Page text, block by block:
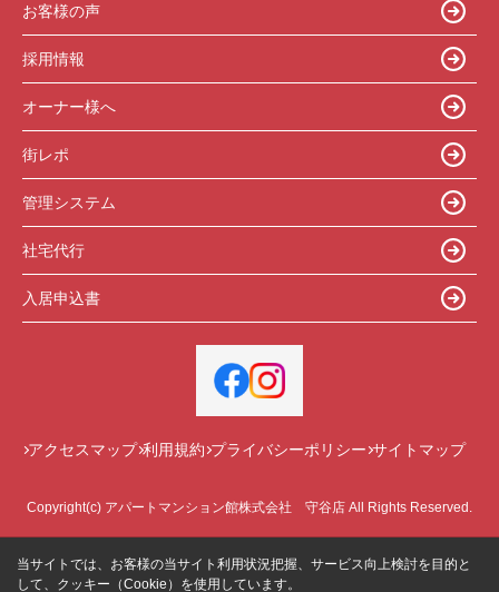
お客様の声
採用情報
オーナー様へ
街レポ
管理システム
社宅代行
入居申込書
アクセスマップ 利用規約 プライバシーポリシー サイトマップ
Copyright(c) アパートマンション館株式会社 守谷店 All Rights Reserved.
当サイトでは、お客様の当サイト利用状況把握、サービス向上検討を目的と
して、クッキー（Cookie）を使用しています。